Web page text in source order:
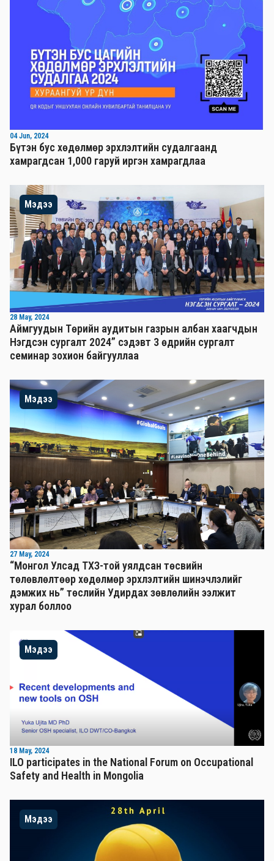
04 Jun, 2024
Бүтэн бус хөдөлмөр эрхлэлтийн судалгаанд
хамрагдсан 1,000 гаруй иргэн хамрагдлаа
Мэдээ
28 May, 2024
Аймгуудын Төрийн аудитын газрын албан хаагчдын
Нэгдсэн сургалт 2024” сэдэвт 3 өдрийн сургалт
семинар зохион байгууллаа
Мэдээ
27 May, 2024
“Монгол Улсад ТХЗ-той уялдсан төсвийн
төлөвлөлтөөр хөдөлмөр эрхлэлтийн шинэчлэлийг
дэмжих нь” төслийн Удирдах зөвлөлийн ээлжит
хурал боллоо
Мэдээ
18 May, 2024
ILO participates in the National Forum on Occupational
Safety and Health in Mongolia
Мэдээ